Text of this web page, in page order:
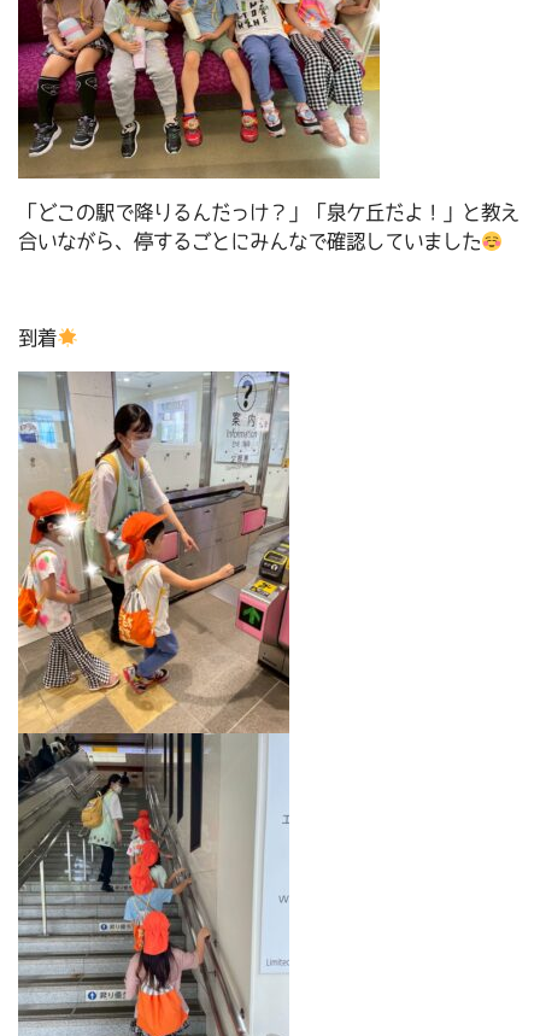
「どこの駅で降りるんだっけ？」「泉ケ丘だよ！」と教え
合いながら、停するごとにみんなで確認していました
到着